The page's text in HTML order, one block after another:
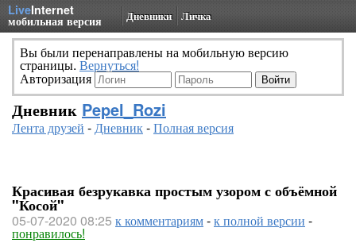
LiveInternet
мобильная версия Дневники Личка
Вы были перенаправлены на мобильную версию
страницы. Вернуться!
Авторизация
Дневник Pepel_Rozi
Лента друзей -Дневник-Полная версия
Красивая безрукавка простым узором с объёмной
"Косой"
05-07-2020 08:25 к комментариям-к полной версии -
понравилось!